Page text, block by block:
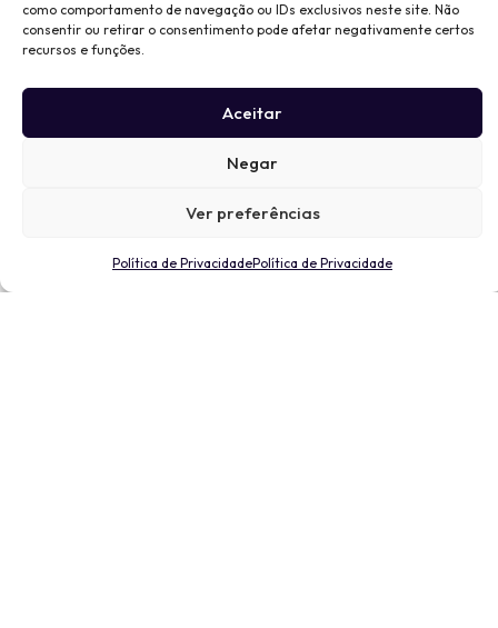
como comportamento de navegação ou IDs exclusivos neste site. Não
consentir ou retirar o consentimento pode afetar negativamente certos
recursos e funções.
Aceitar
Negar
Ver preferências
Política de PrivacidadePolítica de Privacidade